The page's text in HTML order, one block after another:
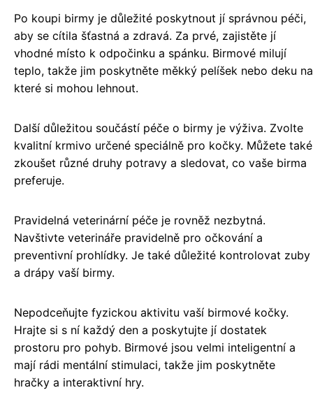
Po koupi birmy je důležité poskytnout jí správnou péči,
aby se cítila šťastná a zdravá. Za prvé, zajistěte jí
vhodné místo k odpočinku a spánku. Birmové milují
teplo, takže jim poskytněte měkký pelíšek nebo deku na
které si mohou lehnout.
Další důležitou součástí péče o birmy je výživa. Zvolte
kvalitní krmivo určené speciálně pro kočky. Můžete také
zkoušet různé druhy potravy a sledovat, co vaše birma
preferuje.
Pravidelná veterinární péče je rovněž nezbytná.
Navštivte veterináře pravidelně pro očkování a
preventivní prohlídky. Je také důležité kontrolovat zuby
a drápy vaší birmy.
Nepodceňujte fyzickou aktivitu vaší birmové kočky.
Hrajte si s ní každý den a poskytujte jí dostatek
prostoru pro pohyb. Birmové jsou velmi inteligentní a
mají rádi mentální stimulaci, takže jim poskytněte
hračky a interaktivní hry.